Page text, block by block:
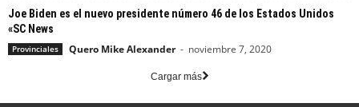
Joe Biden es el nuevo presidente número 46 de los Estados Unidos
«SC News
Provinciales Quero Mike Alexander - noviembre 7, 2020
Cargar más